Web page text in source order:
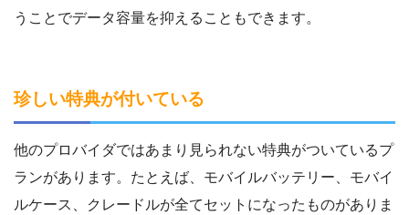
うことでデータ容量を抑えることもできます。
珍しい特典が付いている
他のプロバイダではあまり見られない特典がついているプ
ランがあります。たとえば、モバイルバッテリー、モバイ
ルケース、クレードルが全てセットになったものがありま